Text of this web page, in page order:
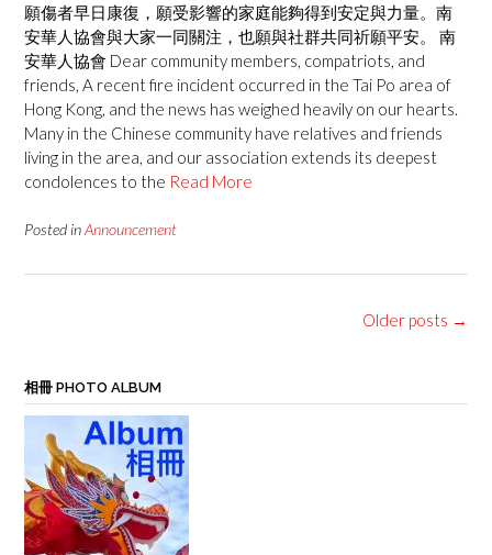
願傷者早日康復，願受影響的家庭能夠得到安定與力量。南
安華人協會與大家一同關注，也願與社群共同祈願平安。 南
安華人協會 Dear community members, compatriots, and
friends, A recent fire incident occurred in the Tai Po area of
Hong Kong, and the news has weighed heavily on our hearts.
Many in the Chinese community have relatives and friends
living in the area, and our association extends its deepest
condolences to the Read More
Posted inAnnouncement
Older posts →
相冊 PHOTO ALBUM